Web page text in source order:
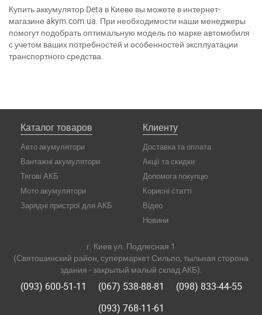
Купить аккумулятор Deta в Киеве вы можете в интернет-
магазине akym.com.ua. При необходимости наши менеджеры
помогут подобрать оптимальную модель по марке автомобиля
с учетом ваших потребностей и особенностей эксплуатации
транспортного средства.
Каталог товаров
Авто акумулятори
Вантажні акумулятори
Тягові АКБ
Мото акумулятори
Зарядні пристрої для АКБ
Клиенту
Доставка та оплата
Акції та скидки
Допомога покупцю
Корисні статті
Відео
Новини
г. Киев ул. Подлесная 1
(Святошинский район, супермаркет Сильпо, тыльная сторона
здания - закрытый малый склад АКБ).
(093) 600-51-11 (067) 538-88-81
(098) 833-44-55
(093) 768-11-61